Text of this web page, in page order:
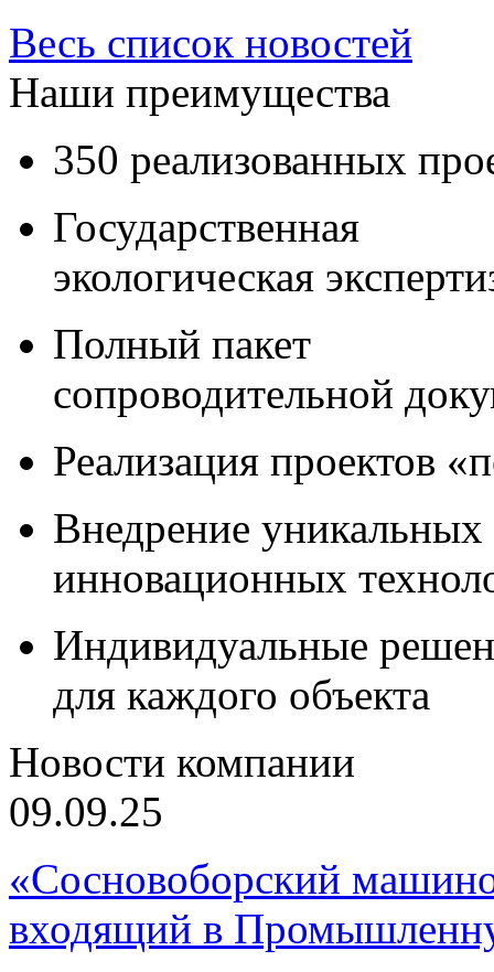
Весь список новостей
Наши преимущества
350 реализованных
Государственная
экологическая
Полный пакет
сопроводительной
Реализация проектов
Внедрение уникальных
инновационных
Индивидуальные
для каждого объекта
Новости компании
09.09.25
«Сосновоборский
входящий в